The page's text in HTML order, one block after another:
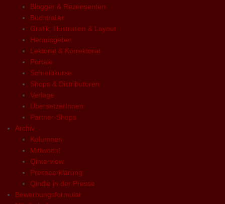
Blogger & Rezensenten
Buchtrailer
Grafik, Illustration & Layout
Herausgeber
Lektorat & Korrektorat
Portale
Schreibkurse
Shops & Distributoren
Verlage
ÜbersetzerInnen
Partner-Shops
Archiv
Kolumnen
Mittwoch!
Qinterview
Presseerklärung
Qindie in der Presse
Bewerbungsformular